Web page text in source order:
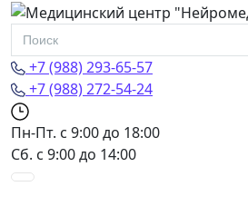
Search
for:
+7 (988) 293-65-57
+7 (988) 272-54-24
Пн-Пт. с 9:00 до 18:00
Сб. с 9:00 до 14:00